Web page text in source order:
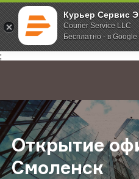
Курьер Сервис
Courier Service LLC
Бесплатно - в Google
;
Главная О компании
Открытие
Смоленск